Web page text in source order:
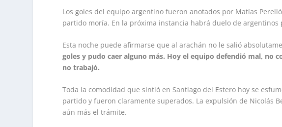
Los goles del equipo argentino fueron anotados por Matías
partido moría. En la próxima instancia habrá duelo de argentinos
Esta noche puede afirmarse que al arachán no le salió
goles y pudo caer alguno más. Hoy el equipo defendió mal, no
no trabajó.
Toda la comodidad que sintió en Santiago del Estero hoy se
partido y fueron claramente superados. La expulsión de Nicolás
aún más el trámite.